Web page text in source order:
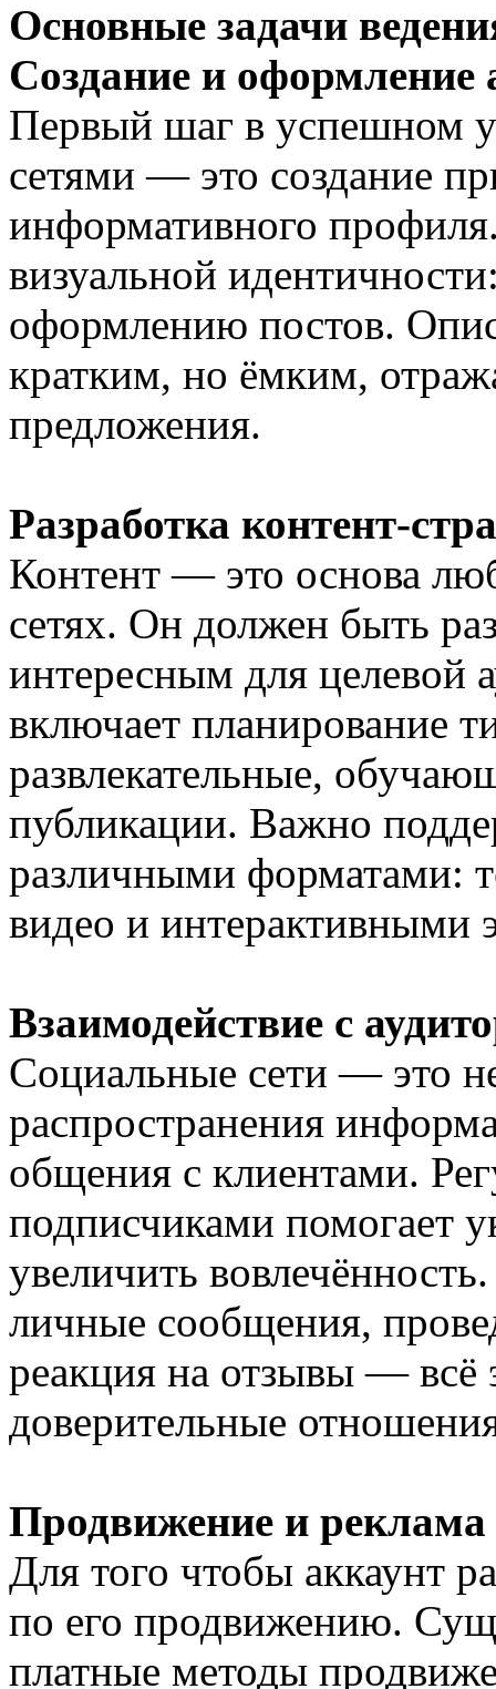
Основные задачи
Создание и оформление
Первый шаг в успешном
сетями — это создание
информативного
визуальной
оформлению постов.
кратким, но ёмким,
предложения.
Разработка контент-
Контент — это основа
сетях. Он должен быть
интересным для целевой
включает планирование
развлекательные,
публикации. Важно
различными форматами:
видео и интерактивными
Взаимодействие с
Социальные сети — это
распространения
общения с клиентами.
подписчиками помогает
увеличить
личные сообщения,
реакция на отзывы — всё
доверительные
Продвижение и реклама
Для того чтобы аккаунт
по его продвижению.
платные методы